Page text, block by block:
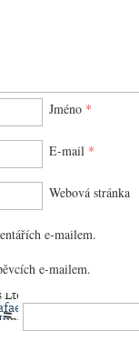
Jméno *
E-mail *
Webová stránka
e-mailem.
e-mailem.